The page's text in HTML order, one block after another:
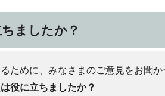
ましたか？
ために、みなさまのご意見をお聞か
役に立ちましたか？